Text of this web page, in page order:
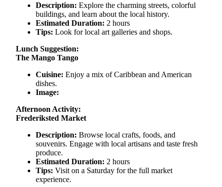
Description: Explore the charming streets, colorful
buildings, and learn about the local history.
Estimated Duration: 2 hours
Tips: Look for local art galleries and shops.
Lunch Suggestion:
The Mango Tango
Cuisine: Enjoy a mix of Caribbean and American
dishes.
Image:
Afternoon Activity:
Frederiksted Market
Description: Browse local crafts, foods, and
souvenirs. Engage with local artisans and taste fresh
produce.
Estimated Duration: 2 hours
Tips: Visit on a Saturday for the full market
experience.